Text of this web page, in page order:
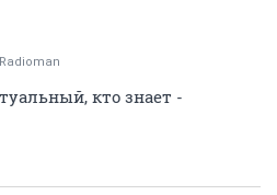
Radioman
кто знает -